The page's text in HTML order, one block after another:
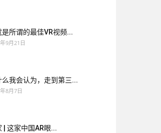
是所谓的最佳VR视频...
9月21日
么我会认为，走到第三...
8月7日
| 这家中国AR眼...